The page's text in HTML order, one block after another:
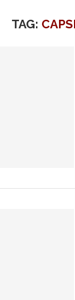
TAG: